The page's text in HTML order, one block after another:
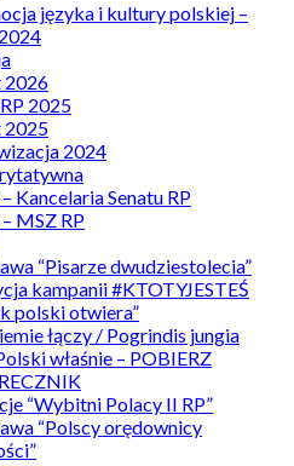
języka i kultury polskiej –
2026
2025
2025
2024
Kancelaria Senatu RP
MSZ RP
“Pisarze dwudziestolecia”
kampanii #KTOTYJESTEŚ
polski otwiera”
łączy / Pogrindis jungia
właśnie – POBIERZ
“Wybitni Polacy II RP”
“Polscy orędownicy